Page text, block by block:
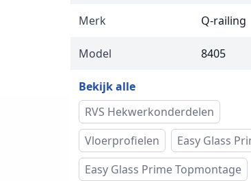
Merk Q-railing
Model 8405
Bekijk alle
RVS Hekwerkonderdelen
Vloerprofielen
Easy Glass
Easy Glass Prime Topmontage